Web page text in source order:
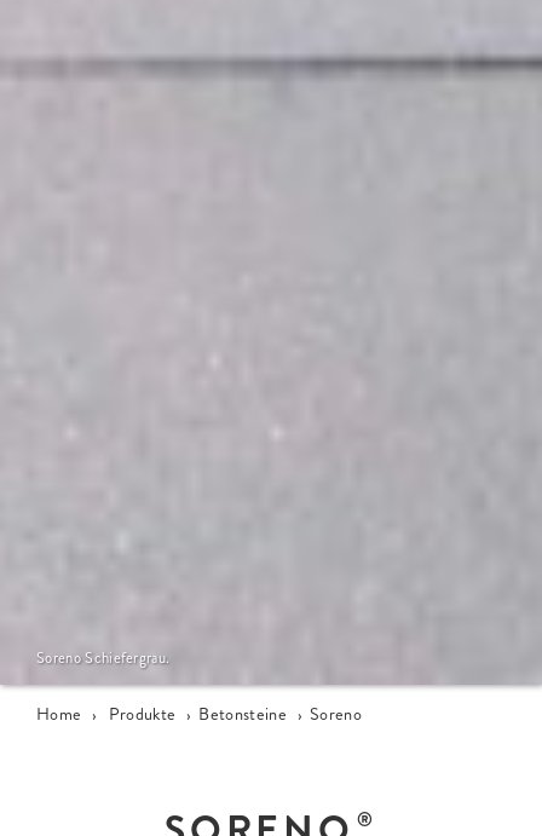
Soreno Schiefergrau.
Home › Produkte › Betonsteine › Soreno